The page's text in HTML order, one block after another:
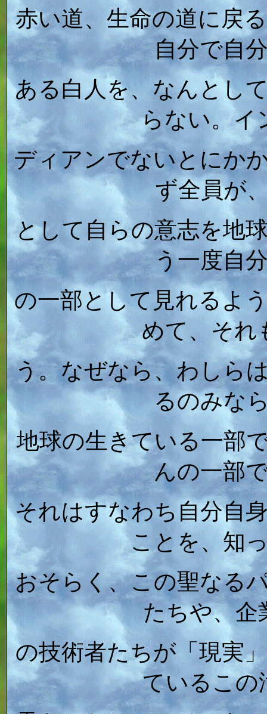
赤い道、生命の道に戻
自分で自
ある白人を、なんとし
らない。イ
ディアンでないとにか
ず全員が
として自らの意志を地
う一度自
の一部として見れるよ
めて、それ
う。なぜなら、わしら
るのみな
地球の生きている一部
んの一部
それはすなわち自分自
ことを、知
おそらく、この聖なる
たちや、企
の技術者たちが「現実
ているこの